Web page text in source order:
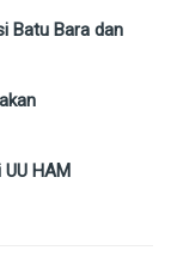
Batu Bara dan
HAM